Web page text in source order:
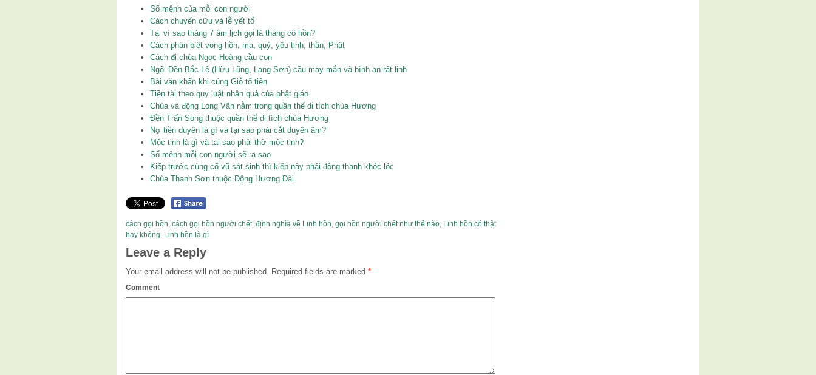
Số mệnh của mỗi con người
Cách chuyển cữu và lễ yết tổ
Tại vì sao tháng 7 âm lịch gọi là tháng cô hồn?
Cách phân biệt vong hồn, ma, quỷ, yêu tinh, thần, Phật
Cách đi chùa Ngọc Hoàng cầu con
Ngôi Đền Bắc Lệ (Hữu Lũng, Lạng Sơn) cầu may mắn và bình an rất linh
Bài văn khấn khi cúng Giỗ tổ tiên
Tiền tài theo quy luật nhân quả của phật giáo
Chùa và động Long Vân nằm trong quần thể di tích chùa Hương
Đền Trấn Song thuộc quần thể di tích chùa Hương
Nợ tiền duyên là gì và tại sao phải cắt duyên âm?
Mộc tinh là gì và tại sao phải thờ mộc tinh?
Số mệnh mỗi con người sẽ ra sao
Kiếp trước cùng cổ vũ sát sinh thì kiếp này phải đồng thanh khóc lóc
Chùa Thanh Sơn thuộc Động Hương Đài
cách gọi hồn, cách gọi hồn người chết, định nghĩa về Linh hồn, gọi hồn người chết như thế nào, Linh hồn có thật
hay không, Linh hồn là gì
Leave a Reply
Your email address will not be published. Required fields are marked *
Comment